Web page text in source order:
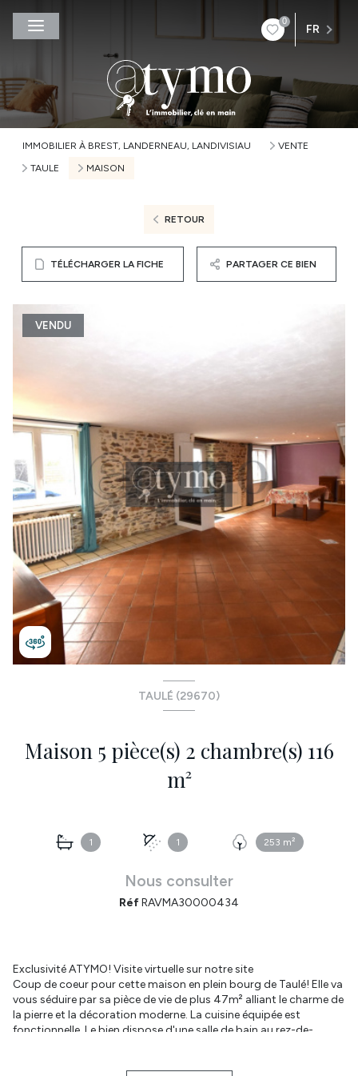
0
FR
IMMOBILIER À BREST, LANDERNEAU, LANDIVISIAU
VENTE
TAULE
MAISON
RETOUR
TÉLÉCHARGER LA FICHE PARTAGER CE BIEN
VENDU
TAULÉ (29670)
Maison 5 pièce(s) 2 chambre(s) 116
m²
1 1 253 m²
Nous consulter
RéfRAVMA30000434
Exclusivité ATYMO! Visite virtuelle sur notre site
Coup de coeur pour cette maison en plein bourg de Taulé! Elle va
vous séduire par sa pièce de vie de plus 47m² alliant le charme de
la pierre et la décoration moderne. La cuisine équipée est
fonctionnelle. Lebien disposed'une salledebain au rez-de-